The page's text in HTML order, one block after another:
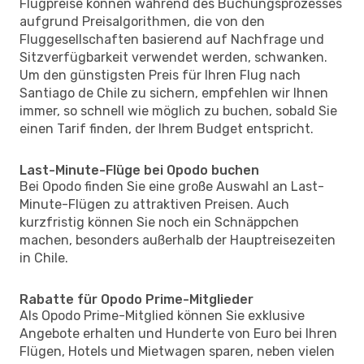
Flugpreise können während des Buchungsprozesses
aufgrund Preisalgorithmen, die von den
Fluggesellschaften basierend auf Nachfrage und
Sitzverfügbarkeit verwendet werden, schwanken.
Um den günstigsten Preis für Ihren Flug nach
Santiago de Chile zu sichern, empfehlen wir Ihnen
immer, so schnell wie möglich zu buchen, sobald Sie
einen Tarif finden, der Ihrem Budget entspricht.
Last-Minute-Flüge bei Opodo buchen
Bei Opodo finden Sie eine große Auswahl an Last-
Minute-Flügen zu attraktiven Preisen. Auch
kurzfristig können Sie noch ein Schnäppchen
machen, besonders außerhalb der Hauptreisezeiten
in Chile.
Rabatte für Opodo Prime-Mitglieder
Als Opodo Prime-Mitglied können Sie exklusive
Angebote erhalten und Hunderte von Euro bei Ihren
Flügen, Hotels und Mietwagen sparen, neben vielen